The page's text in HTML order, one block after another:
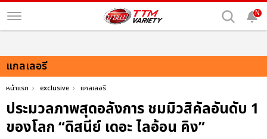
N
แกลเลอรี
หน้าแรก exclusive แกลเลอรี
ประมวลภาพสุดอลังการ ชมมิวสิคัลอันดับ 1
ของโลก “ดิสนีย์ เดอะ ไลอ้อน คิง”